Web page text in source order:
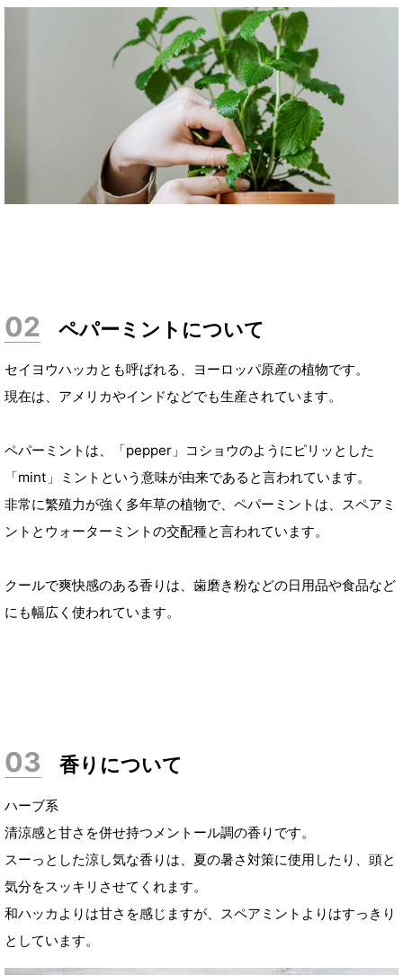
ペパーミントについて
セイヨウハッカとも呼ばれる、ヨーロッパ原産の植物です。
現在は、アメリカやインドなどでも生産されています。
ペパーミントは、「pepper」コショウのようにピリッとした
「mint」ミントという意味が由来であると言われています。
非常に繁殖力が強く多年草の植物で、ペパーミントは、スペアミ
ントとウォーターミントの交配種と言われています。
クールで爽快感のある香りは、歯磨き粉などの日用品や食品など
にも幅広く使われています。
香りについて
ハーブ系
清涼感と甘さを併せ持つメントール調の香りです。
スーっとした涼し気な香りは、夏の暑さ対策に使用したり、頭と
気分をスッキリさせてくれます。
和ハッカよりは甘さを感じますが、スペアミントよりはすっきり
としています。